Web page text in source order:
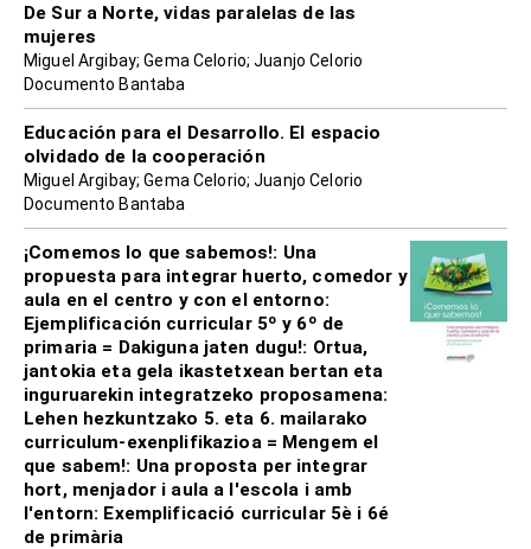
De Sur a Norte, vidas paralelas de las
mujeres
Miguel Argibay; Gema Celorio; Juanjo Celorio
Documento Bantaba
Educación para el Desarrollo. El espacio
olvidado de la cooperación
Miguel Argibay; Gema Celorio; Juanjo Celorio
Documento Bantaba
¡Comemos lo que sabemos!: Una
propuesta para integrar huerto, comedor y
aula en el centro y con el entorno:
Ejemplificación curricular 5º y 6º de
primaria = Dakiguna jaten dugu!: Ortua,
jantokia eta gela ikastetxean bertan eta
inguruarekin integratzeko proposamena:
Lehen hezkuntzako 5. eta 6. mailarako
curriculum-exenplifikazioa = Mengem el
que sabem!: Una proposta per integrar
hort, menjador i aula a l'escola i amb
l'entorn: Exemplificació curricular 5è i 6é
de primària